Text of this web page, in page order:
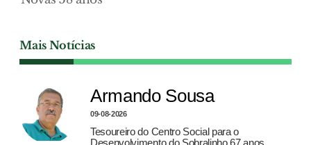
Mais Notícias
Armando Sousa
09-08-2026
Tesoureiro do Centro Social para o